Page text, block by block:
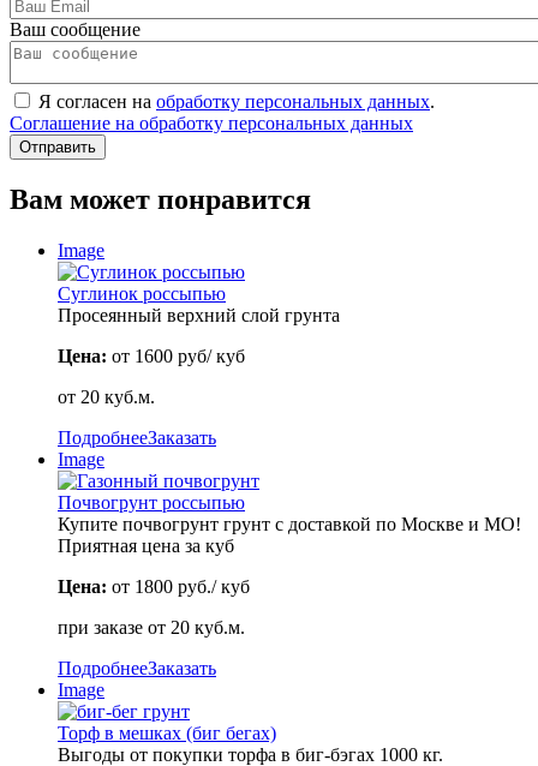
Ваш сообщение
Я согласен на обработку персональных данных.
Соглашение на обработку персональных данных
Вам может понравится
Image
Суглинок россыпью
Просеянный верхний слой грунта
Цена: от 1600 руб/ куб
от 20 куб.м.
ПодробнееЗаказать
Image
Почвогрунт россыпью
Купите почвогрунт грунт с доставкой по Москве и МО!
Приятная цена за куб
Цена: от 1800 руб./ куб
при заказе от 20 куб.м.
ПодробнееЗаказать
Image
Торф в мешках (биг бегах)
Выгоды от покупки торфа в биг-бэгах 1000 кг.